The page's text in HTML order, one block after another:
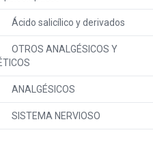
Ácido salicílico y derivados
OTROS ANALGÉSICOS Y
ANALGÉSICOS
SISTEMA NERVIOSO